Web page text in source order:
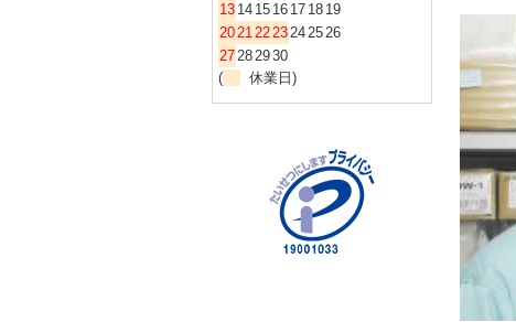
13 14 15 16 17 18 19
20212223242526
27282930
(
休業日)